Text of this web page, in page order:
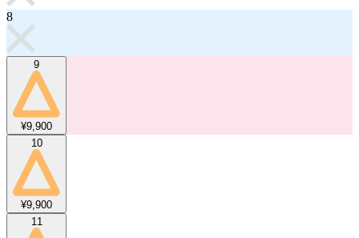
8
9
¥9,900
10
¥9,900
11